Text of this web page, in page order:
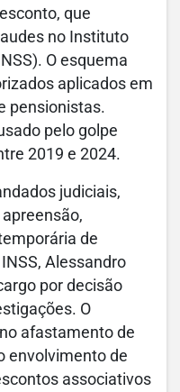
que
no Instituto
O esquema
aplicados em
pensionistas.
pelo golpe
2019 e 2024.
judiciais,
de
Alessandro
por decisão
O
afastamento de
envolvimento de
associativos